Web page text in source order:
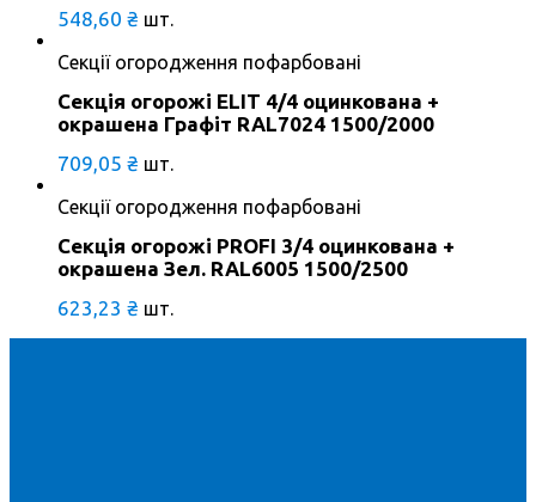
548,60 ₴ шт.
Секції огородження пофарбовані
Секція огорожі ELIT 4/4 оцинкована +
окрашена Графіт RAL7024 1500/2000
709,05 ₴ шт.
Секції огородження пофарбовані
Секція огорожі PROFI 3/4 оцинкована +
окрашена Зел. RAL6005 1500/2500
623,23 ₴ шт.